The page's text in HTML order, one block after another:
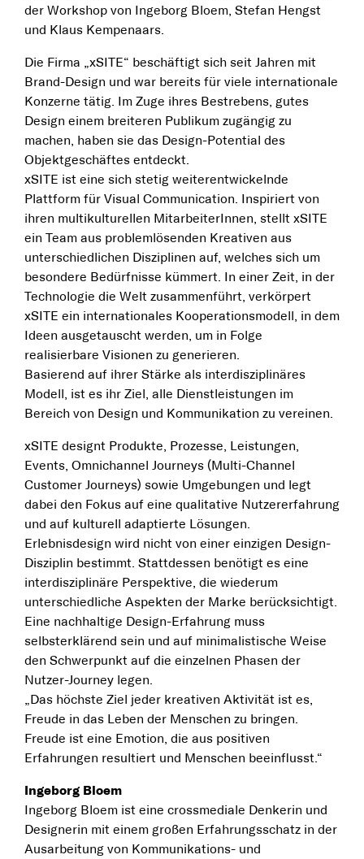
der Workshop von Ingeborg Bloem, Stefan Hengst
und Klaus Kempenaars.
Die Firma „xSITE“ beschäftigt sich seit Jahren mit
Brand-Design und war bereits für viele internationale
Konzerne tätig. Im Zuge ihres Bestrebens, gutes
Design einem breiteren Publikum zugängig zu
machen, haben sie das Design-Potential des
Objektgeschäftes entdeckt.
xSITE ist eine sich stetig weiterentwickelnde
Plattform für Visual Communication. Inspiriert von
ihren multikulturellen MitarbeiterInnen, stellt xSITE
ein Team aus problemlösenden Kreativen aus
unterschiedlichen Disziplinen auf, welches sich um
besondere Bedürfnisse kümmert. In einer Zeit, in der
Technologie die Welt zusammenführt, verkörpert
xSITE ein internationales Kooperationsmodell, in dem
Ideen ausgetauscht werden, um in Folge
realisierbare Visionen zu generieren.
Basierend auf ihrer Stärke als interdisziplinäres
Modell, ist es ihr Ziel, alle Dienstleistungen im
Bereich von Design und Kommunikation zu vereinen.
xSITE designt Produkte, Prozesse, Leistungen,
Events, Omnichannel Journeys (Multi-Channel
Customer Journeys) sowie Umgebungen und legt
dabei den Fokus auf eine qualitative Nutzererfahrung
und auf kulturell adaptierte Lösungen.
Erlebnisdesign wird nicht von einer einzigen Design-
Disziplin bestimmt. Stattdessen benötigt es eine
interdisziplinäre Perspektive, die wiederum
unterschiedliche Aspekten der Marke berücksichtigt.
Eine nachhaltige Design-Erfahrung muss
selbsterklärend sein und auf minimalistische Weise
den Schwerpunkt auf die einzelnen Phasen der
Nutzer-Journey legen.
„Das höchste Ziel jeder kreativen Aktivität ist es,
Freude in das Leben der Menschen zu bringen.
Freude ist eine Emotion, die aus positiven
Erfahrungen resultiert und Menschen beeinflusst.“
Ingeborg Bloem
Ingeborg Bloem ist eine crossmediale Denkerin und
Designerin mit einem großen Erfahrungsschatz in der
Ausarbeitung von Kommunikations- und